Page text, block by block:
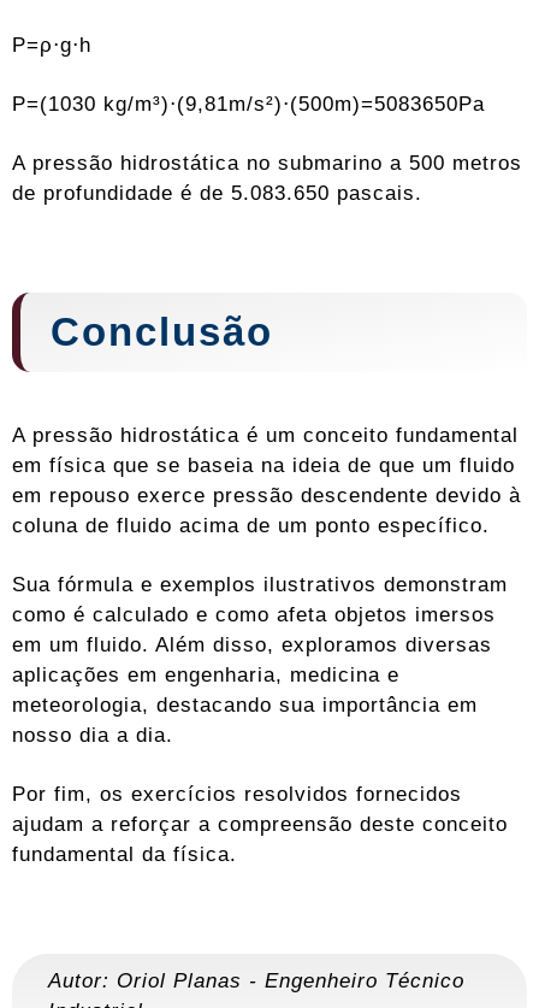
P=ρ⋅g⋅h
P=(1030 kg/m³)⋅(9,81m/s²)⋅(500m)=5083650Pa
A pressão hidrostática no submarino a 500 metros
de profundidade é de 5.083.650 pascais.
Conclusão
A pressão hidrostática é um conceito fundamental
em física que se baseia na ideia de que um fluido
em repouso exerce pressão descendente devido à
coluna de fluido acima de um ponto específico.
Sua fórmula e exemplos ilustrativos demonstram
como é calculado e como afeta objetos imersos
em um fluido. Além disso, exploramos diversas
aplicações em engenharia, medicina e
meteorologia, destacando sua importância em
nosso dia a dia.
Por fim, os exercícios resolvidos fornecidos
ajudam a reforçar a compreensão deste conceito
fundamental da física.
Autor: Oriol Planas - Engenheiro Técnico